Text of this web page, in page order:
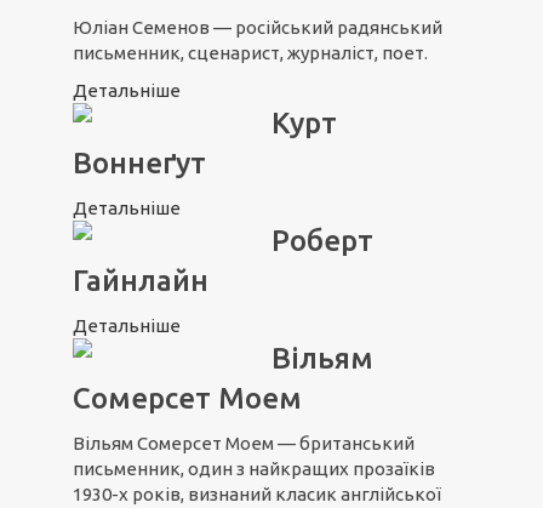
Юліан Семенов — російський радянський
письменник, сценарист, журналіст, поет.
Детальніше
Курт
Воннеґут
Детальніше
Роберт
Гайнлайн
Детальніше
Вільям
Сомерсет Моем
Вільям Сомерсет Моем — британський
письменник, один з найкращих прозаїків
1930-х років, визнаний класик англійської